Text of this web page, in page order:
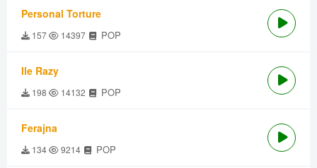
Personal Torture
157 14397 POP
Ile Razy
198 14132 POP
Ferajna
134 9214 POP